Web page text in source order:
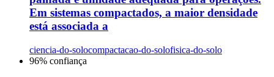
Em sistemas compactados, a maior densidade
está associada a
ciencia-do-solocompactacao-do-solofisica-do-solo
96% confiança